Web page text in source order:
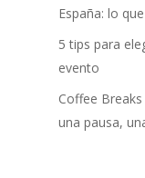
España: lo
5 tips para
evento
Coffee
una pausa,